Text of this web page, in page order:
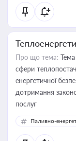
Про що тема:
сфери
енергетичної
дотримання
послуг
Паливно-